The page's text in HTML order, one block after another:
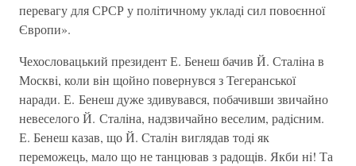
перевагу для СРСР у полiтичному укладi сил повоєнної
Європи».
Чехословацький президент Е. Бенеш бачив Й. Сталiна в
Москвi, коли вiн щойно повернувся з Тегеранської
наради. Е. Бенеш дуже здивувався, побачивши звичайно
невеселого Й. Сталiна, надзвичайно веселим, радiсним.
Е. Бенеш казав, що Й. Сталiн виглядав тодi як
переможець, мало що не танцював з радощiв. Якби нi! Та